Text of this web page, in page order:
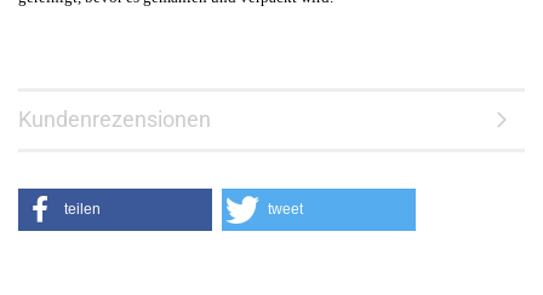
Kundenrezensionen
teilen tweet